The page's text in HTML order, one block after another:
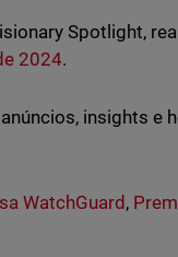
Spotlight,
2024.
insights e
WatchGuard ,